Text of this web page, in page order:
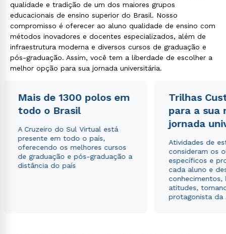
qualidade e tradição de um dos maiores grupos
educacionais de ensino superior do Brasil. Nosso
compromisso é oferecer ao aluno qualidade de ensino com
métodos inovadores e docentes especializados, além de
infraestrutura moderna e diversos cursos de graduação e
pós-graduação. Assim, você tem a liberdade de escolher a
melhor opção para sua jornada universitária.
Mais de 1300 polos em
todo o Brasil
A Cruzeiro do Sul Virtual está
presente em todo o país,
oferecendo os melhores cursos
de graduação e pós-graduação a
distância do país
Trilhas
para a sua
jornada
Atividades de
consideram os
específicos e
cada aluno e
conhecimentos,
atitudes,
protagonista da